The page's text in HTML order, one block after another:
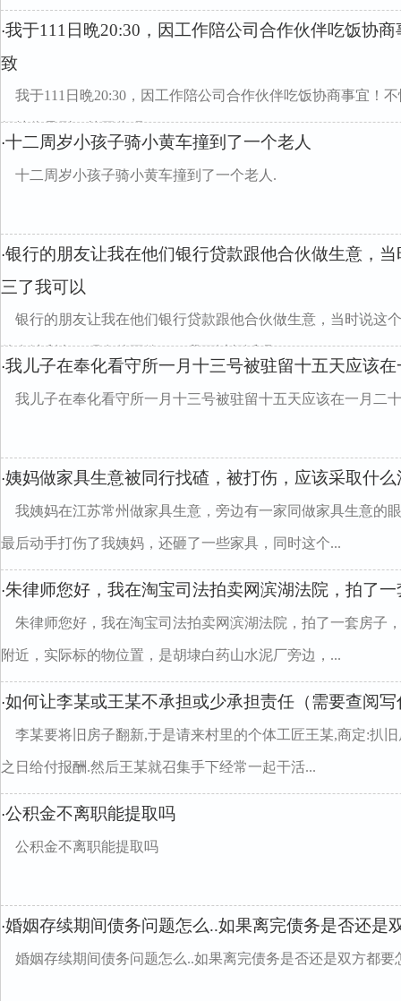
·我于111日晩20:30，因工作陪公司合作伙伴吃饭协
致
我于111日晩20:30，因工作陪公司合作伙伴吃饭协商事宜！
织挫伤骨裂，算工伤吗divclass="w990mamt20
·十二周岁小孩子骑小黄车撞到了一个老人
十二周岁小孩子骑小黄车撞到了一个老人.
·银行的朋友让我在他们银行贷款跟他合伙做生意，
三了我可以
银行的朋友让我在他们银行贷款跟他合伙做生意，当时说这
他在清利息，现在他不管了！我可以起诉吗？
·我儿子在奉化看守所一月十三号被驻留十五天应该
我儿子在奉化看守所一月十三号被驻留十五天应该在一月二
·姨妈做家具生意被同行找碴，被打伤，应该采取什
我姨妈在江苏常州做家具生意，旁边有一家同做家具生意的
最后动手打伤了我姨妈，还砸了一些家具，同时这个...
·朱律师您好，我在淘宝司法拍卖网滨湖法院，拍了
朱律师您好，我在淘宝司法拍卖网滨湖法院，拍了一套房子
附近，实际标的物位置，是胡埭白药山水泥厂旁边，...
·如何让李某或王某不承担或少承担责任（需要查阅
李某要将旧房子翻新,于是请来村里的个体工匠王某,商定:扒
之日给付报酬.然后王某就召集手下经常一起干活...
·公积金不离职能提取吗
公积金不离职能提取吗
·婚姻存续期间债务问题怎么..如果离完债务是否还是
婚姻存续期间债务问题怎么..如果离完债务是否还是双方都要